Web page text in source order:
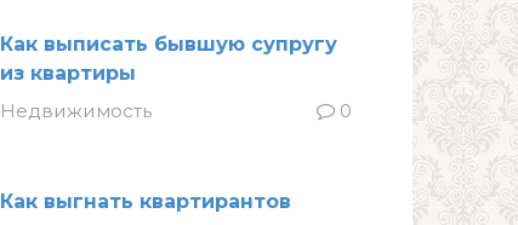
Как выписать бывшую супругу
из квартиры
Недвижимость
0
Как выгнать квартирантов